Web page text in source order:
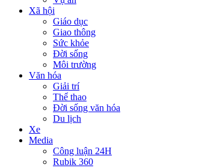
Xã hội
Giáo dục
Giao thông
Sức khỏe
Đời sống
Môi trường
Văn hóa
Giải trí
Thể thao
Đời sống văn hóa
Du lịch
Xe
Media
Công luận 24H
Rubik 360